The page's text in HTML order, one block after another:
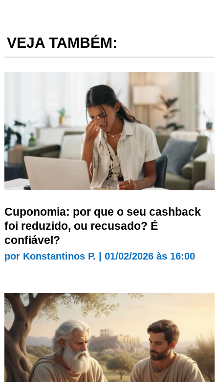
VEJA TAMBÉM:
Cuponomia: por que o seu cashback
foi reduzido, ou recusado? É
confiável?
por Konstantinos P. 01/02/2026 às 16:00